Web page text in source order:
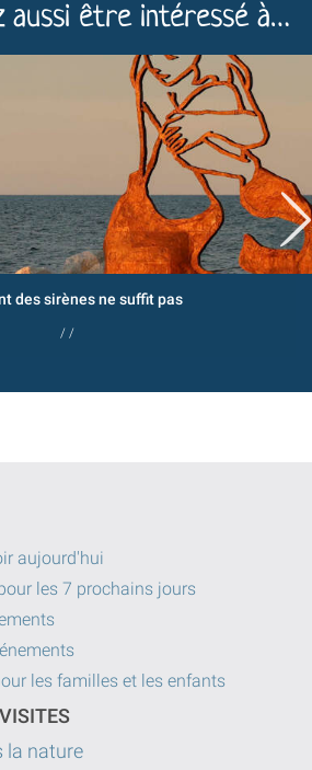
aussi être intéressé à…
des sirènes ne suffit pas
/ /
aujourd'hui
les 7 prochains jours
les familles et les enfants
la nature